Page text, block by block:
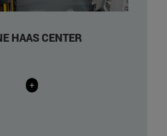
HAAS CENTER
+
de piezas APL
LR Mate 200iD